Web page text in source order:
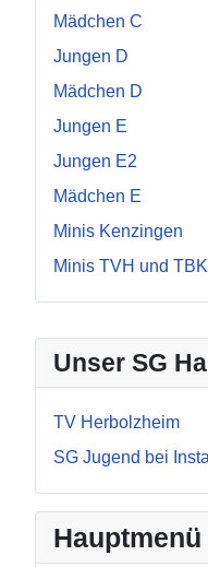
Unser SG
TV Herbolzheim
SG Jugend bei
Hauptmenü
Mädchen C
Jungen D
Mädchen D
Jungen E
Jungen E2
Mädchen E
Minis Kenzingen
Minis TVH und TBK